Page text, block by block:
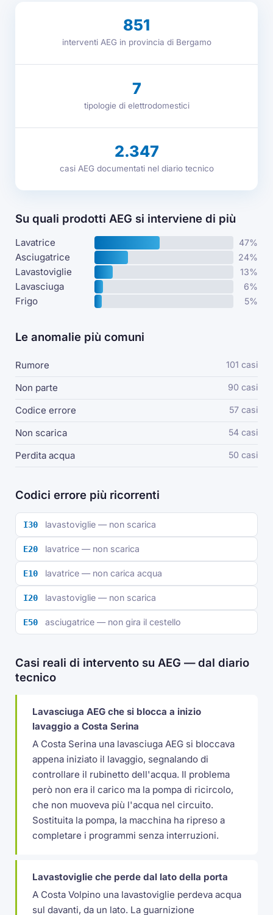
851
interventi AEG in provincia di Bergamo
7
tipologie di elettrodomestici
2.347
casi AEG documentati nel diario tecnico
Su quali prodotti AEG si interviene di più
Lavatrice 47%
Asciugatrice 24%
Lavastoviglie 13%
Lavasciuga 6%
Frigo 5%
Le anomalie più comuni
Rumore 101 casi
Non parte 90 casi
Codice errore 57 casi
Non scarica 54 casi
Perdita acqua 50 casi
Codici errore più ricorrenti
I30 lavastoviglie — non scarica
E20 lavatrice — non scarica
E10 lavatrice — non carica acqua
I20 lavastoviglie — non scarica
E50 asciugatrice — non gira il cestello
Casi reali di intervento su AEG — dal diario
tecnico
Lavasciuga AEG che si blocca a inizio
lavaggio a Costa Serina
A Costa Serina una lavasciuga AEG si bloccava
appena iniziato il lavaggio, segnalando di
controllare il rubinetto dell'acqua. Il problema
però non era il carico ma la pompa di ricircolo,
che non muoveva più l'acqua nel circuito.
Sostituita la pompa, la macchina ha ripreso a
completare i programmi senza interruzioni.
Lavastoviglie che perde dal lato della porta
A Costa Volpino una lavastoviglie perdeva acqua
sul davanti, da un lato. La guarnizione